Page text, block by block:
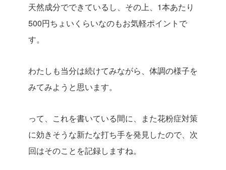
天然成分でできているし、その上、1本あたり
500円ちょいくらいなのもお気軽ポイントで
す。
わたしも当分は続けてみながら、体調の様子を
みてみようと思います。
って、これを書いている間に、また花粉症対策
に効きそうな新たな打ち手を発見したので、次
回はそのことを記録しますね。